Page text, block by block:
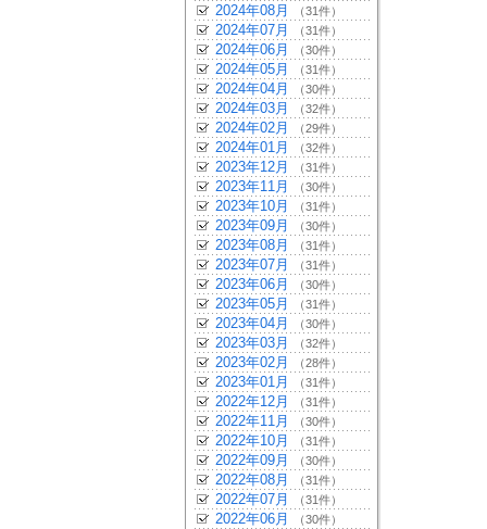
2024年08月 （31件）
2024年07月 （31件）
2024年06月 （30件）
2024年05月 （31件）
2024年04月 （30件）
2024年03月 （32件）
2024年02月 （29件）
2024年01月 （32件）
2023年12月 （31件）
2023年11月 （30件）
2023年10月 （31件）
2023年09月 （30件）
2023年08月 （31件）
2023年07月 （31件）
2023年06月 （30件）
2023年05月 （31件）
2023年04月 （30件）
2023年03月 （32件）
2023年02月 （28件）
2023年01月 （31件）
2022年12月 （31件）
2022年11月 （30件）
2022年10月 （31件）
2022年09月 （30件）
2022年08月 （31件）
2022年07月 （31件）
2022年06月 （30件）